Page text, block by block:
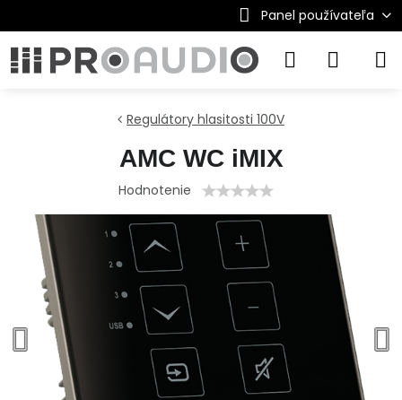
Panel používateľa
Regulátory hlasitosti 100V
AMC WC iMIX
Hodnotenie